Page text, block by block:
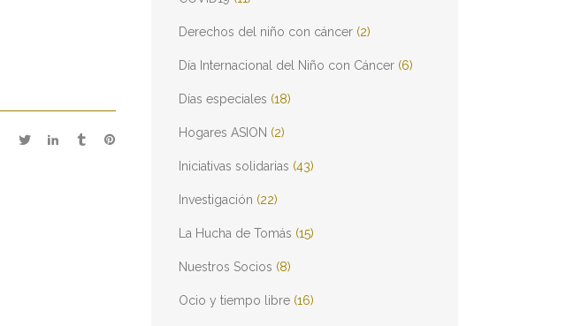
Derechos del niño con cáncer (2)
Día Internacional del Niño con Cáncer (6)
Días especiales (18)
Hogares ASION (2)
Iniciativas solidarias (43)
Investigación (22)
La Hucha de Tomás (15)
Nuestros Socios (8)
Ocio y tiempo libre (16)